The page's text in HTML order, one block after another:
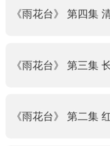
《雨花台》 第四集
《雨花台》 第三集
《雨花台》 第二集